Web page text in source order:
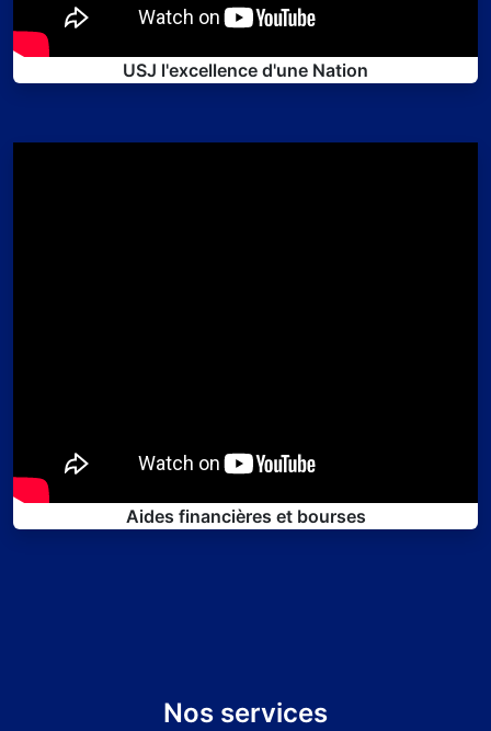
USJ l'excellence d'une Nation
Aides financières et bourses
Nos services